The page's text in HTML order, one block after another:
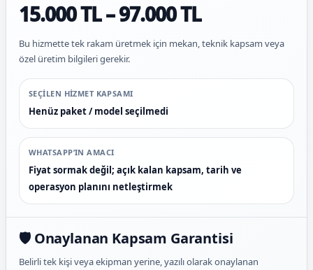
15.000 TL – 97.000 TL
Bu hizmette tek rakam üretmek için mekan, teknik kapsam veya
özel üretim bilgileri gerekir.
SEÇILEN HIZMET KAPSAMI
Henüz paket / model seçilmedi
WHATSAPP’IN AMACI
Fiyat sormak değil; açık kalan kapsam, tarih ve
operasyon planını netleştirmek
🛡️ Onaylanan Kapsam Garantisi
Belirli tek kişi veya ekipman yerine, yazılı olarak onaylanan